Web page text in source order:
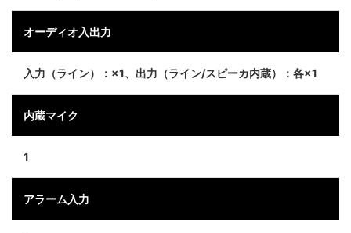
オーディオ入出力
入力（ライン）：×1、出力（ライン/スピーカ内蔵）：各×1
内蔵マイク
1
アラーム入力